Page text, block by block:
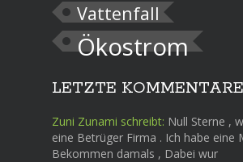
Vattenfall
Ökostrom
LETZTE KOMMENTARE
Zuni Zunami schreibt: Null Sterne ,
eine Betrüger Firma . Ich habe eine
Bekommen damals , Dabei wur